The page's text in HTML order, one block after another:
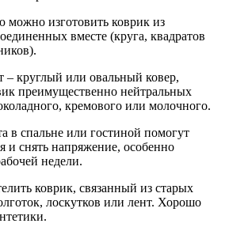
изготовить коврик из
вместе (круга, квадратов
– круглый или овальный ковер,
преимущественно нейтральных
кремового или молочного.
в спальне или гостиной помогут
и снять напряжение, особенно
недели.
коврик, связанный из старых
лоскутков или лент. Хорошо